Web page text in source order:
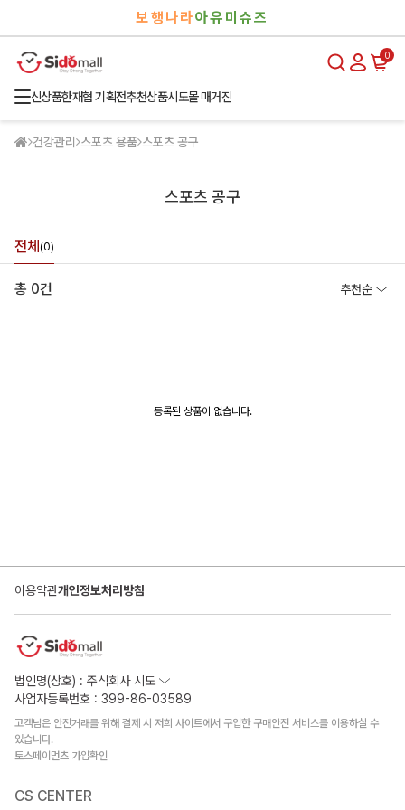
보행나라아유미슈즈
0
신상품한재협 기획전추천상품시도몰 매거진
건강관리 스포츠 용품 스포츠 공구
스포츠 공구
전체 (0)
총 0건 추천순
등록된 상품이 없습니다.
이용약관개인정보처리방침
법인명(상호) : 주식회사 시도
사업자등록번호 : 399-86-03589
고객님은 안전거래를 위해 결제 시 저희 사이트에서 구입한 구매안전 서비스를 이용하실 수
있습니다.
토스페이먼츠 가입확인
CS CENTER